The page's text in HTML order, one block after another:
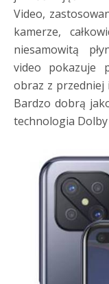
Video,
kamerze,
niesamowitą
video pokazuje
obraz z przedniej
Bardzo dobrą
technologia Dolby